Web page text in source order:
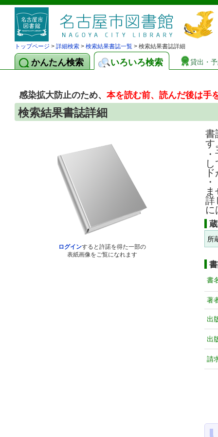
トップページ > 詳細検索 > 検索結果書誌一覧 > 検索結果書誌詳細
かんたん検索 いろいろ検索 貸出・
感染拡大防止のため、本を読む前、読んだ後は手
検索結果書誌詳細
ログインすると許諾を得た一部の
表紙画像をご覧になれます
書
す
詳
に
所
書
著
出
出
請